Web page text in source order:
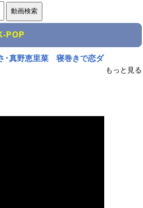
POP
･真野恵里菜 寝巻きで恋ダ
もっと見る